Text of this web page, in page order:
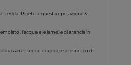
fredda. Ripetere questa operazione 3
l’acqua e le lamelle di arancia in
il fuoco e cuocere a principio di